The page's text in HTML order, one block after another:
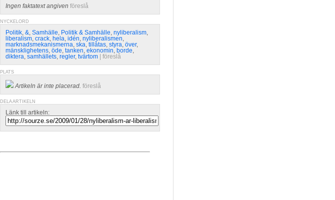
Ingen faktatext angiven föreslå
NYCKELORD
Politik, &, Samhälle, Politik & Samhälle, nyliberalism,
liberalism, crack, hela, idén, nyliberalismen,
marknadsmekanismerna, ska, tillåtas, styra, över,
mänsklighetens, öde, tanken, ekonomin, borde,
diktera, samhällets, regler, tvärtom föreslå
PLATS
Artikeln är inte placerad. föreslå
DELA ARTIKELN
Länk till artikeln: